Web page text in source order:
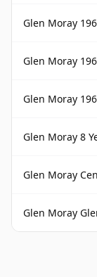
Glen Moray
Glen Moray
Glen Moray
Glen Moray 8
Glen Moray
Glen Moray